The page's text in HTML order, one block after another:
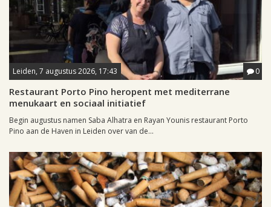
Leiden, 7 augustus 2026, 17:43 0
Restaurant Porto Pino heropent met mediterrane
menukaart en sociaal initiatief
Begin augustus namen Saba Alhatra en Rayan Younis restaurant Porto
Pino aan de Haven in Leiden over van de...